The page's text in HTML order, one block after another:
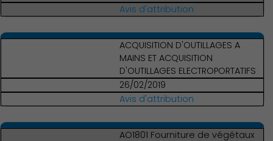
Avis d'attribution
ACQUISITION D'OUTILLAGES A
MAINS ET ACQUISITION
D'OUTILLAGES ELECTROPORTATIFS
26/02/2019
Avis d'attribution
AO1801 Fourniture de végétaux